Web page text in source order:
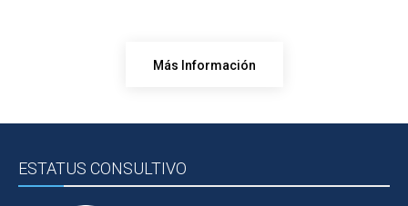
Más Información
ESTATUS CONSULTIVO